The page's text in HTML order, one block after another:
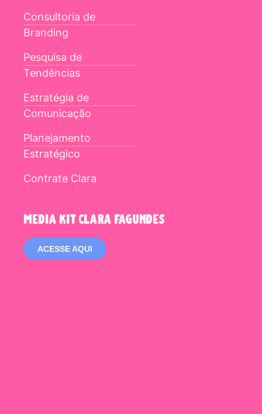
Consultoria de
Branding
Pesquisa de
Tendências
Estratégia de
Comunicação
Planejamento
Estratégico
Contrate Clara
media kit clara fagundes
ACESSE AQUI